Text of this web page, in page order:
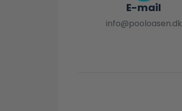
E-mail
info@pooloasen.dk